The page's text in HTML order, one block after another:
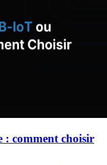
comment choisir